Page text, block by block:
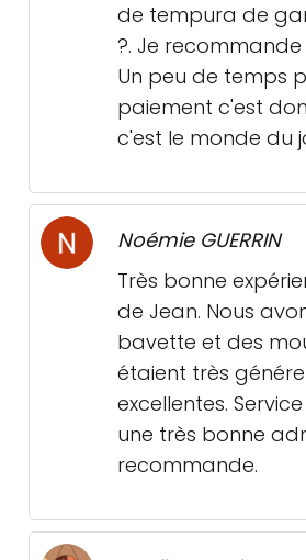
de tempura de
?. Je recommande
Un peu de temps
paiement c'est
c'est le monde du
Noémie GUERRIN
Très bonne
de Jean. Nous
bavette et des
étaient très
excellentes.
une très bonne
recommande.